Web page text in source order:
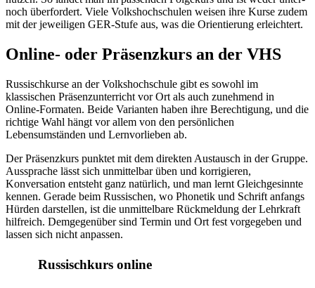
noch überfordert. Viele Volkshochschulen weisen ihre Kurse zudem
mit der jeweiligen GER-Stufe aus, was die Orientierung erleichtert.
Online- oder Präsenzkurs an der VHS
Russischkurse an der Volkshochschule gibt es sowohl im
klassischen Präsenzunterricht vor Ort als auch zunehmend in
Online-Formaten. Beide Varianten haben ihre Berechtigung, und die
richtige Wahl hängt vor allem von den persönlichen
Lebensumständen und Lernvorlieben ab.
Der Präsenzkurs punktet mit dem direkten Austausch in der Gruppe.
Aussprache lässt sich unmittelbar üben und korrigieren,
Konversation entsteht ganz natürlich, und man lernt Gleichgesinnte
kennen. Gerade beim Russischen, wo Phonetik und Schrift anfangs
Hürden darstellen, ist die unmittelbare Rückmeldung der Lehrkraft
hilfreich. Demgegenüber sind Termin und Ort fest vorgegeben und
lassen sich nicht anpassen.
Russischkurs online